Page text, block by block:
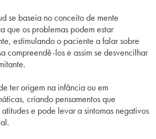
se baseia no conceito de mente
que os problemas podem estar
estimulando o paciente a falar sobre
compreendê-los e assim se desvencilhar
ter origem na infância ou em
criando pensamentos que
atitudes e pode levar a sintomas negativos